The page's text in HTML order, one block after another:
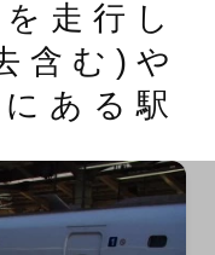
走行し
含む)や
ある駅